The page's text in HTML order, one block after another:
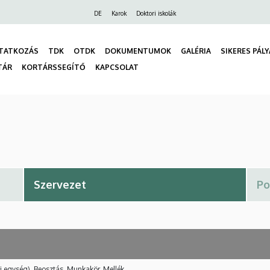
DE Karok Doktori iskolák
TDK OTDK DOKUMENTUMOK GALÉRIA
SIKERES
KORTÁRSSEGÍTŐ KAPCSOLAT